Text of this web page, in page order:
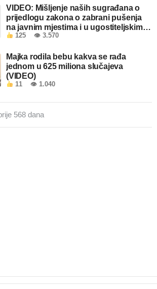
VIDEO: Mišljenje naših sugrađana o
prijedlogu zakona o zabrani pušenja
na javnim mjestima i u ugostiteljskim
objektima u FBiH
125 👁 3.570
Majka rodila bebu kakva se rađa
jednom u 625 miliona slučajeva
(VIDEO)
11 👁 1.040
568 dana